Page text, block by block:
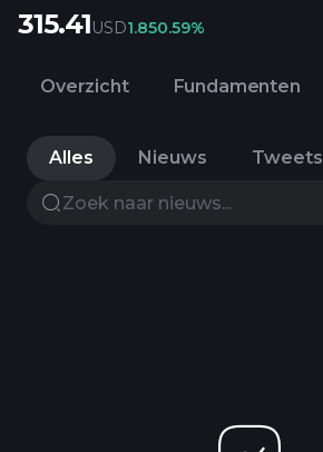
315.41USD1.850.59%
Overzicht Fundamenten
Alles Nieuws Tweets